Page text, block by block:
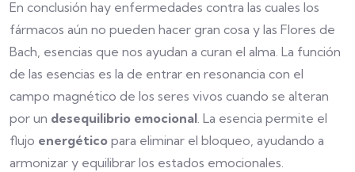
En conclusión hay enfermedades contra las cuales los
fármacos aún no pueden hacer gran cosa y las Flores de
Bach, esencias que nos ayudan a curan el alma. La función
de las esencias es la de entrar en resonancia con el
campo magnético de los seres vivos cuando se alteran
por un desequilibrio emocional. La esencia permite el
flujo energético para eliminar el bloqueo, ayudando a
armonizar y equilibrar los estados emocionales.